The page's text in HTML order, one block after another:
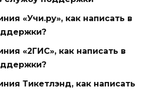
«Учи.ру», как написать в
«2ГИС», как написать в
Тикетлэнд, как написать